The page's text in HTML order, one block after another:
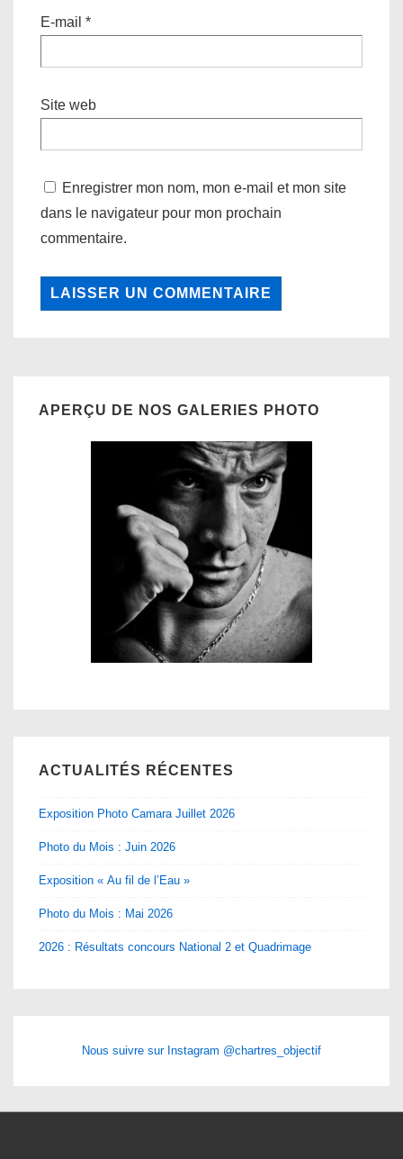
E-mail *
Site web
Enregistrer mon nom, mon e-mail et mon site
dans le navigateur pour mon prochain
commentaire.
APERÇU DE NOS GALERIES PHOTO
ACTUALITÉS RÉCENTES
Exposition Photo Camara Juillet 2026
Photo du Mois : Juin 2026
Exposition « Au fil de l’Eau »
Photo du Mois : Mai 2026
2026 : Résultats concours National 2 et Quadrimage
Nous suivre sur Instagram @chartres_objectif